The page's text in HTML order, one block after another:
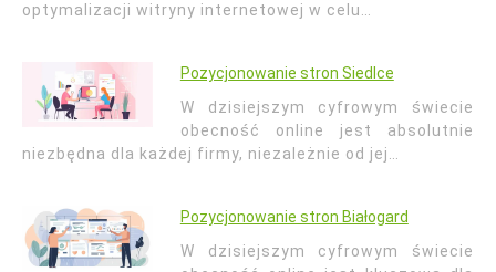
optymalizacji witryny internetowej w celu…
Pozycjonowanie stron Siedlce
W dzisiejszym cyfrowym świecie
obecność online jest absolutnie
niezbędna dla każdej firmy, niezależnie od jej…
Pozycjonowanie stron Białogard
W dzisiejszym cyfrowym świecie